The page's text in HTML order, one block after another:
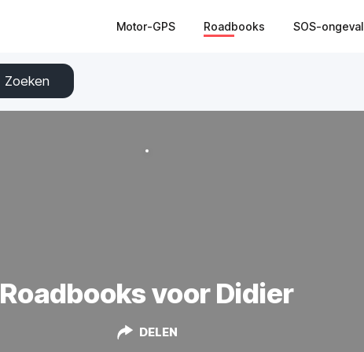
Motor-GPS Roadbooks SOS-ongeval
Zoeken
Roadbooks voor Didier
DELEN